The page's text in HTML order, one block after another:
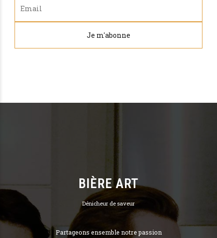
BIÈRE ART
Dénicheur de saveur
Partageons ensemble notre passion